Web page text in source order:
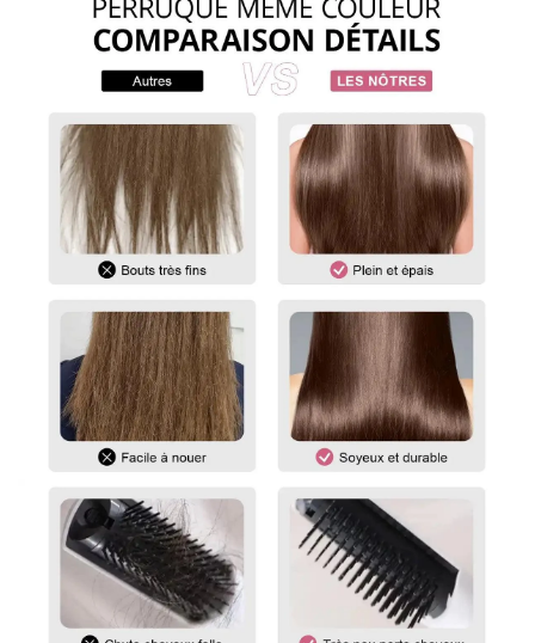
Pour mesurer la longueur d'une perruque droite, partez du
centre du bonnet de perruque ou de la tête et mesurez
jusqu'à la mèche de cheveux la plus longue en bas.
Pour les perruques bouclées et ondulées, vous devez lisser les
cheveux avant de les mesurer. Etirez doucement les cheveux
jusqu'à leur longueur maximale, puis mesurez du haut de la
perruque jusqu'à l'extrémité des cheveux.
Pour toute question, n'hésitez pas à nous contacter :
vip@shinehair.fr